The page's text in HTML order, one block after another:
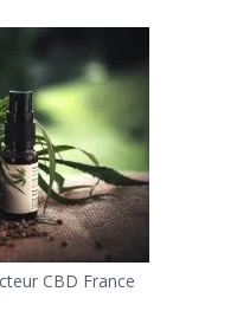
CBD France